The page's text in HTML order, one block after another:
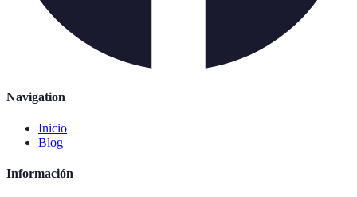
Navigation
Inicio
Blog
Información